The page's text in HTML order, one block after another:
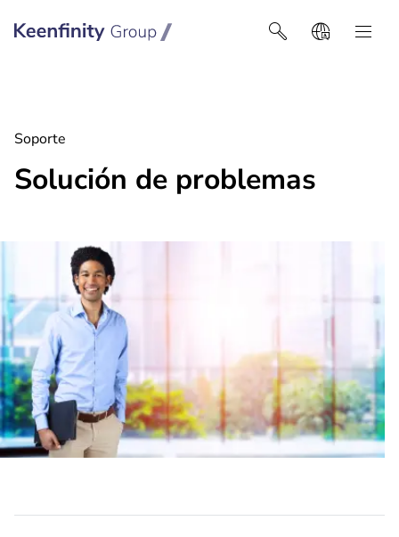
Keenfinity Group I Latin America
Soporte
Solución de problemas